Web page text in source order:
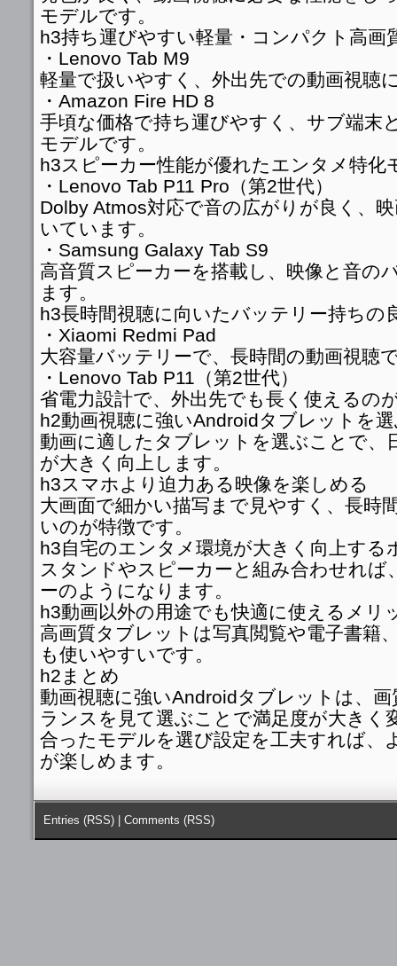
モデルです。
h3持ち運びやすい軽量・コンパクト高画
・Lenovo Tab M9
軽量で扱いやすく、外出先での動画視聴
・Amazon Fire HD 8
手頃な価格で持ち運びやすく、サブ端末
モデルです。
h3スピーカー性能が優れたエンタメ特化
・Lenovo Tab P11 Pro（第2世代）
Dolby Atmos対応で音の広がりが良く、
いています。
・Samsung Galaxy Tab S9
高音質スピーカーを搭載し、映像と音の
ます。
h3長時間視聴に向いたバッテリー持ちの
・Xiaomi Redmi Pad
大容量バッテリーで、長時間の動画視聴
・Lenovo Tab P11（第2世代）
省電力設計で、外出先でも長く使えるの
h2動画視聴に強いAndroidタブレットを
動画に適したタブレットを選ぶことで、
が大きく向上します。
h3スマホより迫力ある映像を楽しめる
大画面で細かい描写まで見やすく、長時
いのが特徴です。
h3自宅のエンタメ環境が大きく向上する
スタンドやスピーカーと組み合わせれば
ーのようになります。
h3動画以外の用途でも快適に使えるメリ
高画質タブレットは写真閲覧や電子書籍
も使いやすいです。
h2まとめ
動画視聴に強いAndroidタブレットは、
ランスを見て選ぶことで満足度が大きく
合ったモデルを選び設定を工夫すれば、
が楽しめます。
Entries (RSS)| Comments (RSS)